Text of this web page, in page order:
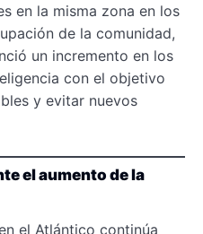
en la misma zona en los
de la comunidad,
un incremento en los
con el objetivo
y evitar nuevos
el aumento de la
el Atlántico continúa